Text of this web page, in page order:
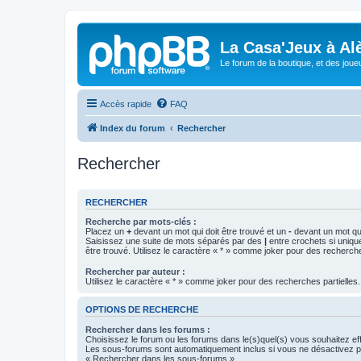
La Casa'Jeux à
Le forum de la boutique, et des
Accès rapide FAQ
Index du forum Rechercher
Rechercher
RECHERCHER
Recherche par mots-clés :
Placez un + devant un mot qui doit être trouvé et un - devant un mot
Saisissez une suite de mots séparés par des | entre crochets si
être trouvé. Utilisez le caractère « * » comme joker pour des
Rechercher par auteur :
Utilisez le caractère « * » comme joker pour des recherches partielles.
OPTIONS DE RECHERCHE
Rechercher dans les forums :
Choisissez le forum ou les forums dans le(s)quel(s) vous souhaitez
Les sous-forums sont automatiquement inclus si vous ne désactivez
« Rechercher dans les sous-forums ».